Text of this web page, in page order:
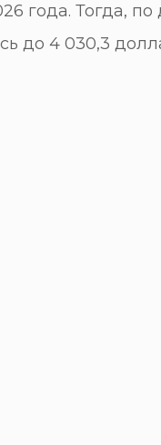
года. Тогда,
до 4 030,3